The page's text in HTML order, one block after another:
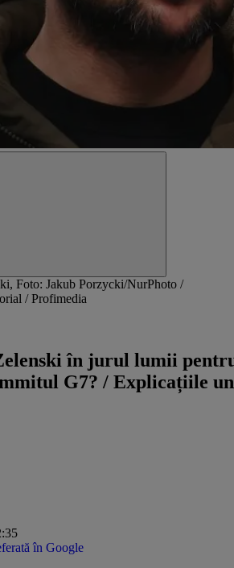
Foto: Jakub Porzycki/NurPhoto /
/ Profimedia
în jurul lumii
G7? / Explicațiile
în Google